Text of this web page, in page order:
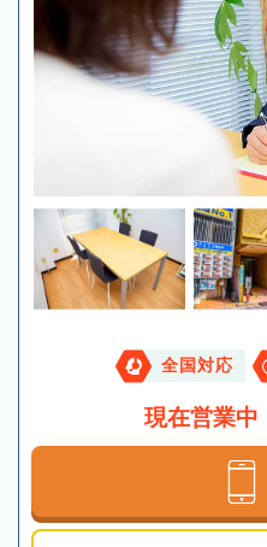
全国対応
現在営業中